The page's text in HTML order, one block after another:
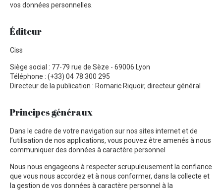
vos données personnelles.
Éditeur
Ciss
Siège social : 77-79 rue de Sèze - 69006 Lyon
Téléphone : (+33) 04 78 300 295
Directeur de la publication : Romaric Riquoir, directeur général
Principes généraux
Dans le cadre de votre navigation sur nos sites internet et de
l’utilisation de nos applications, vous pouvez être amenés à nous
communiquer des données à caractère personnel
Nous nous engageons à respecter scrupuleusement la confiance
que vous nous accordez et à nous conformer, dans la collecte et
la gestion de vos données à caractère personnel à la